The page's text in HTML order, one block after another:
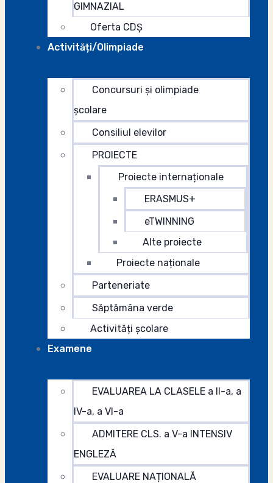
GIMNAZIAL
Oferta CDȘ
Activități/Olimpiade
Concursuri și olimpiade
școlare
Consiliul elevilor
PROIECTE
Proiecte internaționale
ERASMUS+
eTWINNING
Alte proiecte
Proiecte naționale
Parteneriate
Săptămâna verde
Activități școlare
Examene
EVALUAREA LA CLASELE a II-a, a
IV-a, a VI-a
ADMITERE CLS. a V-a INTENSIV
ENGLEZĂ
EVALUARE NAȚIONALĂ